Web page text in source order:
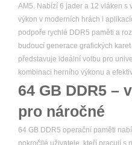
AM5. Nabízí 6 jader a 12 vláken s
výkon v moderních hrách i
podpoře rychlé DDR5 paměti a
budoucí generace grafických
představuje ideální volbu pro
kombinaci herního výkonu a
64 GB DDR5 –
pro náročné
64 GB DDR5 operační paměti
pokročilé uživatele, kteří pracují s